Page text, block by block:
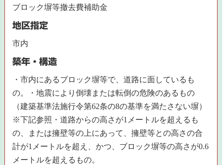
ブロック塀等撤去費補助金
地区指定
市内
築年・構造
・市内にあるブロック塀等で、道路に面しているも
の。・地震により倒壊または転倒の危険のあるもの
（建築基準法施行令第62条の8の基準を満たさない塀）
※下記参照・道路からの高さが1メートルを超えるも
の、または擁壁等の上にあって、擁壁等との高さの合
計が1メートルを超え、かつ、ブロック塀等の高さが0.6
メートルを超えるもの。